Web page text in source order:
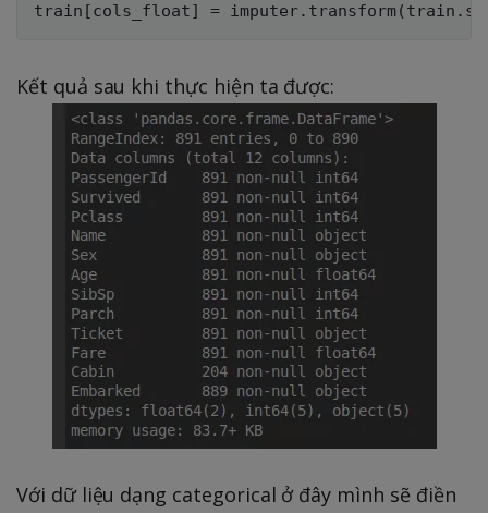
Kết quả sau khi thực hiện ta được:
Với dữ liệu dạng categorical ở đây mình sẽ điền